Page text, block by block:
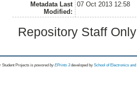
Metadata Last
Modified:
07 Oct 2013 12:58
Repository Staff
Student Projects is powored byEPrints 3 developed by School of Electronics